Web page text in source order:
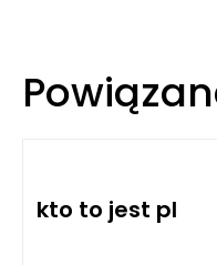
kto to jest pl